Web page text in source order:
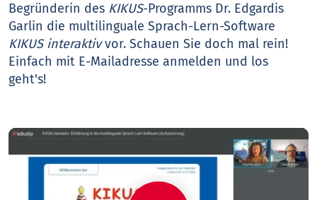
Begründerin des KIKUS-​Programms Dr. Edgardis
Garlin die multilinguale Sprach-Lern-Software
KIKUS interaktivvor. Schauen Sie doch mal rein!
Einfach mit E-Mailadresse anmelden und los
geht's!